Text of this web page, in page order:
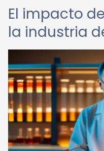
El impacto
la industria